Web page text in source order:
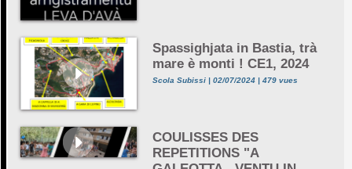
Spassighjata in Bastia, trà
mare è monti ! CE1, 2024
Scola Subissi | 02/07/2024 | 479 vues
COULISSES DES
REPETITIONS "A